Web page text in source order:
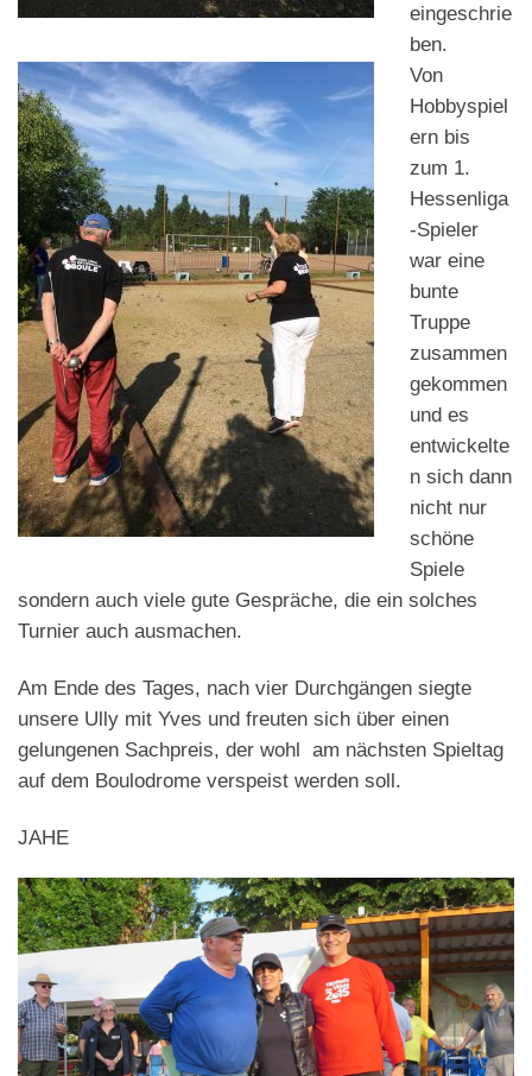
eingeschrie
ben.
Von
Hobbyspiel
ern bis
zum 1.
Hessenliga
-Spieler
war eine
bunte
Truppe
zusammen
gekommen
und es
entwickelte
n sich dann
nicht nur
schöne
Spiele
sondern auch viele gute Gespräche, die ein solches
Turnier auch ausmachen.
Am Ende des Tages, nach vier Durchgängen siegte
unsere Ully mit Yves und freuten sich über einen
gelungenen Sachpreis, der wohl am nächsten Spieltag
auf dem Boulodrome verspeist werden soll.
JAHE